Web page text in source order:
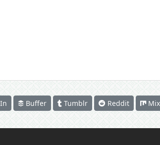
Buffer Tumblr Reddit Mix